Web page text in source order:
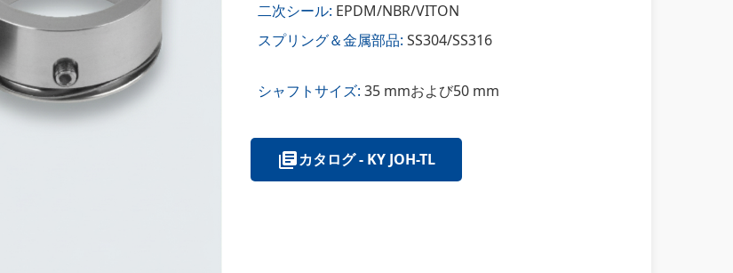
二次シール: EPDM/NBR/VITON
スプリング＆金属部品: SS304/SS316
シャフトサイズ: 35 mmおよび50 mm
カタログ - KY JOH-TL